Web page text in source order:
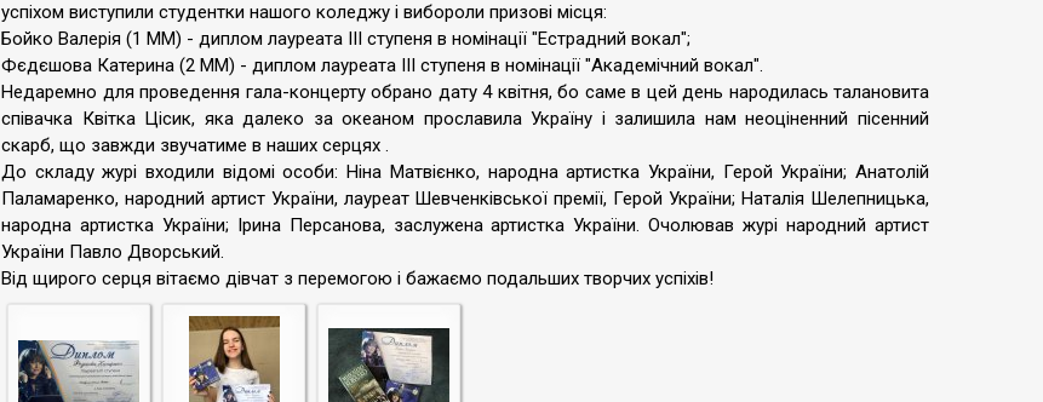
успіхом виступили студентки нашого коледжу і вибороли призові місця:
Бойко Валерія (1 ММ) - диплом лауреата ІІІ ступеня в номінації "Естрадний вокал";
Фєдєшова Катерина (2 ММ) - диплом лауреата ІІІ ступеня в номінації "Академічний вокал".
Недаремно для проведення гала-концерту обрано дату 4 квітня, бо саме в цей день народилась талановита
співачка Квітка Цісик, яка далеко за океаном прославила Україну і залишила нам неоціненний пісенний
скарб, що завжди звучатиме в наших серцях .
До складу журі входили відомі особи: Ніна Матвієнко, народна артистка України, Герой України; Анатолій
Паламаренко, народний артист України, лауреат Шевченківської премії, Герой України; Наталія Шелепницька,
народна артистка України; Ірина Персанова, заслужена артистка України. Очолював журі народний артист
України Павло Дворський.
Від щирого серця вітаємо дівчат з перемогою і бажаємо подальших творчих успіхів!